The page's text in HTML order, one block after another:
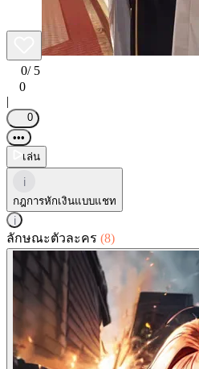
0/ 5
0
|
0
•••
เล่น
i
กฎการหักเงินแบบแชท
i
ลักษณะตัวละคร (8)